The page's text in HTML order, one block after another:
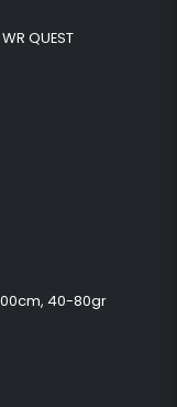
QUEST
40-80gr